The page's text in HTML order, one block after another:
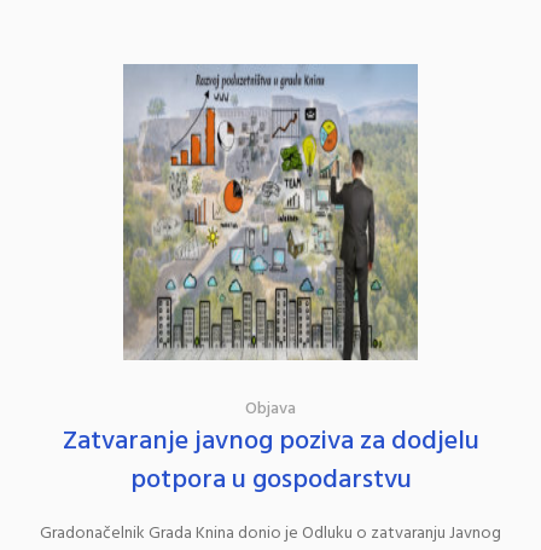
Objava
Zatvaranje javnog poziva za dodjelu
potpora u gospodarstvu
Gradonačelnik Grada Knina donio je Odluku o zatvaranju Javnog